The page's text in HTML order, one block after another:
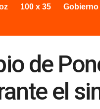
100 x 35 Gobierno
de
el